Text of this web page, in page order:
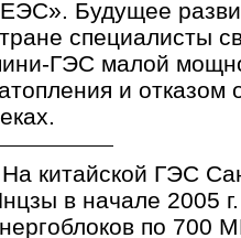
Будущее
специалисты
ГЭС малой
и отказом
На китайской ГЭС
в начале 2005
по 700